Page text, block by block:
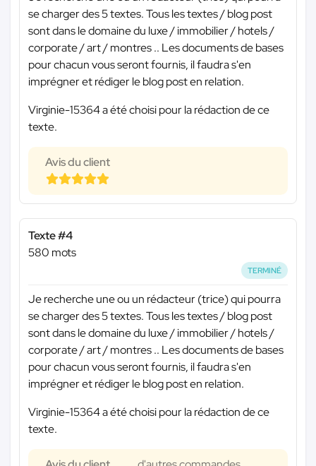
se charger des 5 textes. Tous les textes / blog post
sont dans le domaine du luxe / immobilier / hotels /
corporate / art / montres .. Les documents de bases
pour chacun vous seront fournis, il faudra s'en
imprégner et rédiger le blog post en relation.
Virginie-15364 a été choisi pour la rédaction de ce
texte.
Avis du client
Texte #4
580 mots
TERMINÉ
Je recherche une ou un rédacteur (trice) qui pourra
se charger des 5 textes. Tous les textes / blog post
sont dans le domaine du luxe / immobilier / hotels /
corporate / art / montres .. Les documents de bases
pour chacun vous seront fournis, il faudra s'en
imprégner et rédiger le blog post en relation.
Virginie-15364 a été choisi pour la rédaction de ce
texte.